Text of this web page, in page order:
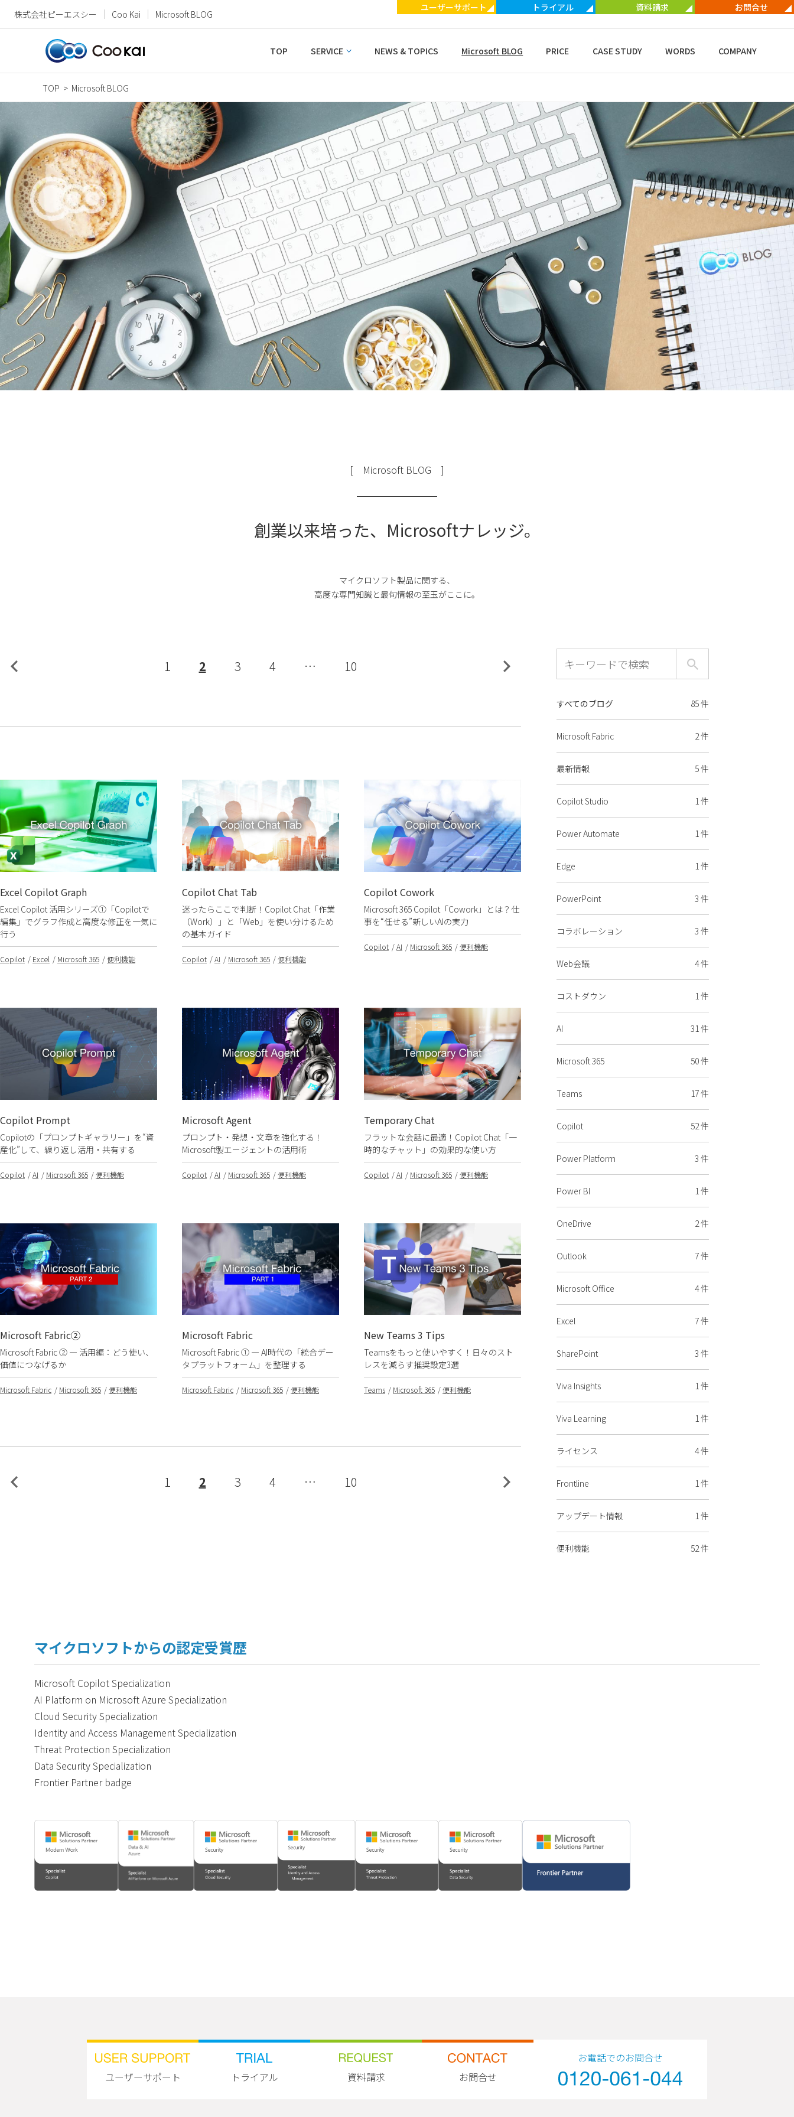
株式会社ピーエスシー Coo Kai Microsoft BLOG
ユーザーサポート トライアル 資料請求 お問合せ
TOP SERVICE
SERVICE（サービス一覧）
・掲示板
・座席予約
・組織階層型アドレス帳
・組織階層型カレンダー
・誤送信防止ツール
・Agent for Microsoft 365
Copilot
・Perfect Finder
・カレンダー移行ツール
・Catch Apps
・Power Platform 利活用支援
・ヘルプデスクチャットボット
NEWS & TOPICS Microsoft BLOG PRICE CASE STUDY WORDS COMPANY
TOP Microsoft BLOG
[ Microsoft BLOG ]
創業以来培った、 Microsoftナレッジ。
マイクロソフト製品に関する、
高度な専門知識と最旬情報の至玉がここに。
1 2 3 4 … 10
Excel Copilot Graph
Excel Copilot 活用シリーズ①「Copilotで
編集」でグラフ作成と高度な修正を一気に
行う
Copilot Excel Microsoft 365 便利機能
Copilot Chat Tab
迷ったらここで判断！Copilot Chat「作業
（Work）」と「Web」を使い分けるため
の基本ガイド
Copilot AI Microsoft 365 便利機能
Copilot Cowork
Microsoft 365 Copilot「Cowork」とは？仕
事を“任せる”新しいAIの実力
Copilot AI Microsoft 365 便利機能
Copilot Prompt
Copilotの「プロンプトギャラリー」を“資
産化”して、繰り返し活用・共有する
Copilot AI Microsoft 365 便利機能
Microsoft Agent
プロンプト・発想・文章を強化する！
Microsoft製エージェントの活用術
Copilot AI Microsoft 365 便利機能
Temporary Chat
フラットな会話に最適！Copilot Chat「一
時的なチャット」の効果的な使い方
Copilot AI Microsoft 365 便利機能
Microsoft Fabric②
Microsoft Fabric ② ― 活用編：どう使い、
価値につなげるか
Microsoft Fabric Microsoft 365 便利機能
Microsoft Fabric
Microsoft Fabric ① ― AI時代の「統合デー
タプラットフォーム」を整理する
Microsoft Fabric Microsoft 365 便利機能
New Teams 3 Tips
Teamsをもっと使いやすく！日々のスト
レスを減らす推奨設定3選
Teams Microsoft 365 便利機能
1 2 3 4 … 10
すべてのブログ 85 件
Microsoft Fabric 2 件
最新情報 5 件
Copilot Studio 1 件
Power Automate 1 件
Edge 1 件
PowerPoint 3 件
コラボレーション 3 件
Web会議 4 件
コストダウン 1 件
AI 31 件
Microsoft 365 50 件
Teams 17 件
Copilot 52 件
Power Platform 3 件
Power BI 1 件
OneDrive 2 件
Outlook 7 件
Microsoft Office 4 件
Excel 7 件
SharePoint 3 件
Viva Insights 1 件
Viva Learning 1 件
ライセンス 4 件
Frontline 1 件
アップデート情報 1 件
便利機能 52 件
マイクロソフトからの認定受賞歴
Microsoft Copilot Specialization
AI Platform on Microsoft Azure Specialization
Cloud Security Specialization
Identity and Access Management Specialization
Threat Protection Specialization
Data Security Specialization
Frontier Partner badge
ユーザーサポート トライアル 資料請求 お問合せ
お電話でのお問合せ